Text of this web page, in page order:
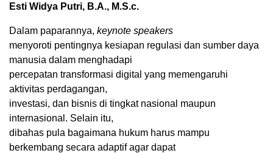
Esti Widya Putri, B.A., M.S.c.
Dalam paparannya, keynote speakers
menyoroti pentingnya kesiapan regulasi dan sumber daya
manusia dalam menghadapi
percepatan transformasi digital yang memengaruhi
aktivitas perdagangan,
investasi, dan bisnis di tingkat nasional maupun
internasional. Selain itu,
dibahas pula bagaimana hukum harus mampu
berkembang secara adaptif agar dapat